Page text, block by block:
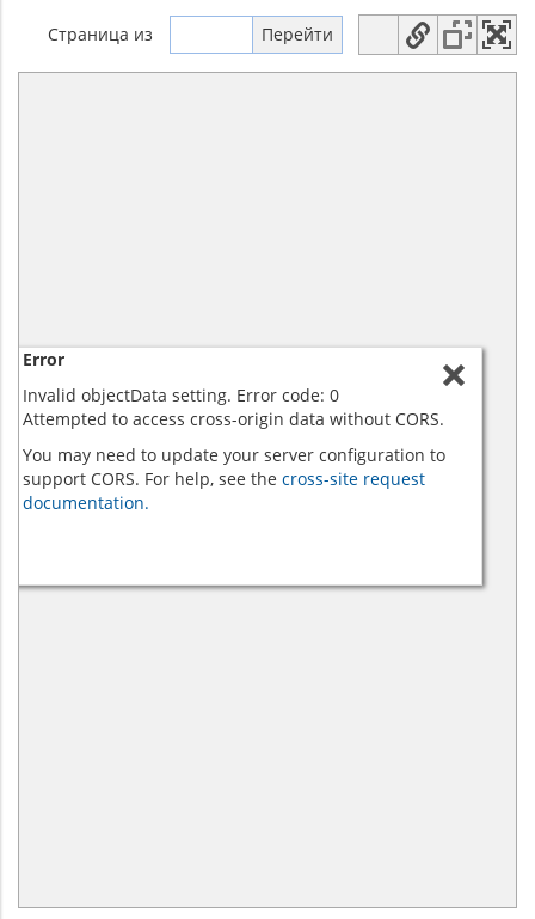
Страница из
Error
Invalid objectData setting. Error code: 0
Attempted to access cross-origin data without CORS.
You may need to update your server configuration to
support CORS. For help, see the cross-site request
documentation.